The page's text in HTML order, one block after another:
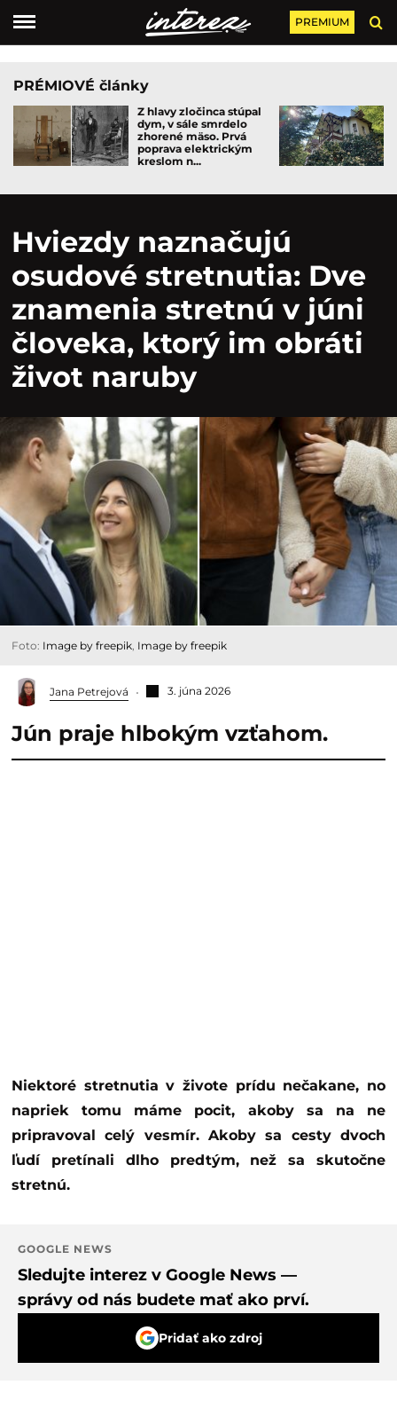
PREMIUM
PRÉMIOVÉ články
Z hlavy zločinca stúpal
dym, v sále smrdelo
zhorené mäso. Prvá
poprava elektrickým
kreslom n...
Hviezdy naznačujú
osudové stretnutia: Dve
znamenia stretnú v júni
človeka, ktorý im obráti
život naruby
Foto: Image by freepik Image by freepik
Jana Petrejová 3. júna 2026
Jún praje hlbokým vzťahom.
Niektoré stretnutia v živote prídu nečakane, no
napriek tomu máme pocit, akoby sa na ne
pripravoval celý vesmír. Akoby sa cesty dvoch
ľudí pretínali dlho predtým, než sa skutočne
stretnú.
GOOGLE NEWS
Sledujte interez v Google News —
správy od nás budete mať ako prví.
Pridať ako zdroj